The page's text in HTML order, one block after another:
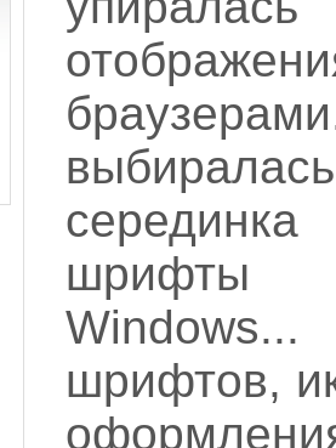
шрифты
шрифтов,